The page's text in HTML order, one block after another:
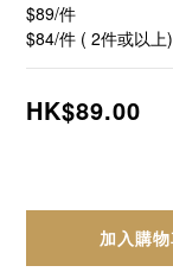
$89/件
$84/件 ( 2件或以上)
HK$89.00
加入購